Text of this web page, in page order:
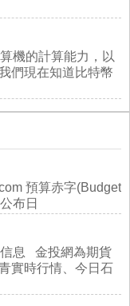
機的計算能力，以
們現在知道比特幣
預算赤字(Budget
布日
息 金投網為期貨
實時行情、今日石